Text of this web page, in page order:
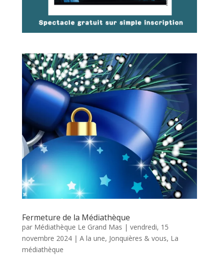
Fermeture de la Médiathèque
par Médiathèque Le Grand Mas | vendredi, 15
novembre 2024| A la une, Jonquières & vous, La
médiathèque